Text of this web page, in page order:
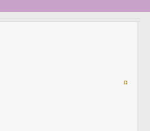
¤